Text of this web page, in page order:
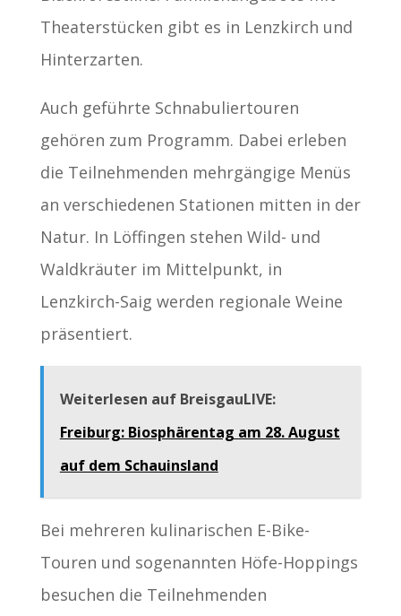
Theaterstücken gibt es in Lenzkirch und
Hinterzarten.
Auch geführte Schnabuliertouren
gehören zum Programm. Dabei erleben
die Teilnehmenden mehrgängige Menüs
an verschiedenen Stationen mitten in der
Natur. In Löffingen stehen Wild- und
Waldkräuter im Mittelpunkt, in
Lenzkirch-Saig werden regionale Weine
präsentiert.
Weiterlesen auf BreisgauLIVE:
Freiburg: Biosphärentag am 28. August
auf dem Schauinsland
Bei mehreren kulinarischen E-Bike-
Touren und sogenannten Höfe-Hoppings
besuchen die Teilnehmenden